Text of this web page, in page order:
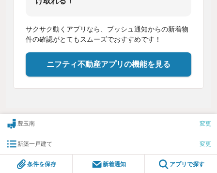
サクサク動くアプリなら、プッシュ通知からの新着物
件の確認がとてもスムーズでおすすめです！
ニフティ不動産アプリの機能を見る
豊玉南 変更
新築一戸建て 変更
条件を保存 新着通知 アプリで探す